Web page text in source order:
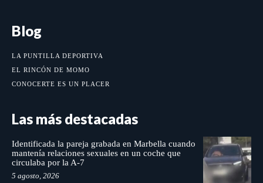
Blog
LA PUNTILLA DEPORTIVA
EL RINCÓN DE MOMO
CONOCERTE ES UN PLACER
Las más destacadas
Identificada la pareja grabada en Marbella cuando
mantenía relaciones sexuales en un coche que
circulaba por la A-7
5 agosto, 2026